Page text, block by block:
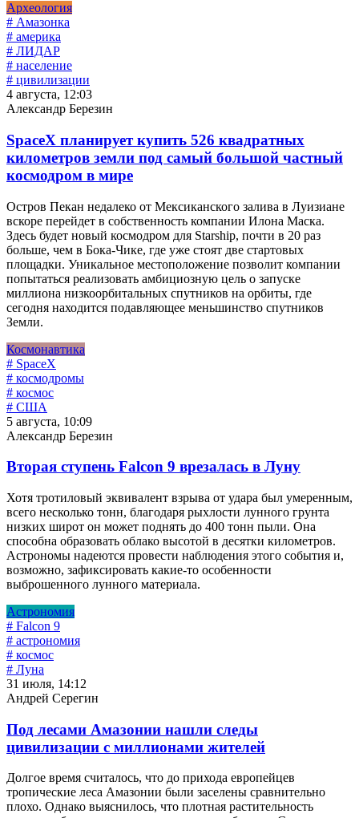
Археология
# Амазонка
# америка
# ЛИДАР
# население
# цивилизации
4 августа, 12:03
Александр Березин
SpaceX планирует купить 526 квадратных
километров земли под самый большой частный
космодром в мире
Остров Пекан недалеко от Мексиканского залива в Луизиане
вскоре перейдет в собственность компании Илона Маска.
Здесь будет новый космодром для Starship, почти в 20 раз
больше, чем в Бока-Чике, где уже стоят две стартовых
площадки. Уникальное местоположение позволит компании
попытаться реализовать амбициозную цель о запуске
миллиона низкоорбитальных спутников на орбиты, где
сегодня находится подавляющее меньшинство спутников
Земли.
Космонавтика
# SpaceX
# космодромы
# космос
# США
5 августа, 10:09
Александр Березин
Вторая ступень Falcon 9 врезалась в Луну
Хотя тротиловый эквивалент взрыва от удара был умеренным,
всего несколько тонн, благодаря рыхлости лунного грунта
низких широт он может поднять до 400 тонн пыли. Она
способна образовать облако высотой в десятки километров.
Астрономы надеются провести наблюдения этого события и,
возможно, зафиксировать какие-то особенности
выброшенного лунного материала.
Астрономия
# Falcon 9
# астрономия
# космос
# Луна
31 июля, 14:12
Андрей Серегин
Под лесами Амазонии нашли следы
цивилизации с миллионами жителей
Долгое время считалось, что до прихода европейцев
тропические леса Амазонии были заселены сравнительно
плохо. Однако выяснилось, что плотная растительность